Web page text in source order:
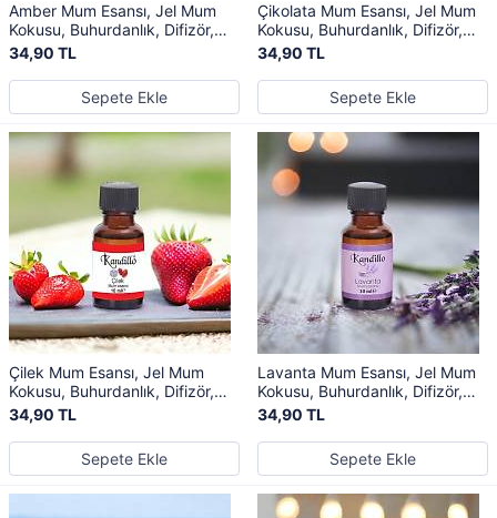
Amber Mum Esansı, Jel Mum
Kokusu, Buhurdanlık, Difizör,
Kurutma Topu Kokusu
34,90 TL
Sepete Ekle
Çikolata Mum Esansı, Jel Mum
Kokusu, Buhurdanlık, Difizör,
Kurutma Topu Kokusu
34,90 TL
Sepete Ekle
Çilek Mum Esansı, Jel Mum
Kokusu, Buhurdanlık, Difizör,
Kurutma Topu Kokusu
34,90 TL
Sepete Ekle
Lavanta Mum Esansı, Jel Mum
Kokusu, Buhurdanlık, Difizör,
Kurutma Topu Kokusu
34,90 TL
Sepete Ekle